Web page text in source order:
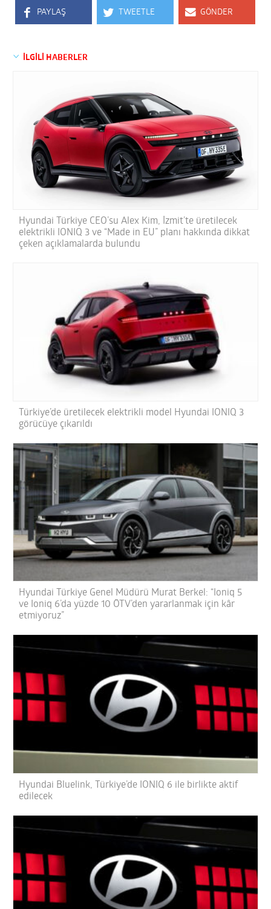
PAYLAŞ TWEETLE GÖNDER
İLGİLİ HABERLER
Hyundai Türkiye CEO’su Alex Kim, İzmit’te üretilecek
elektrikli IONIQ 3 ve “Made in EU” planı hakkında dikkat
çeken açıklamalarda bulundu
Türkiye’de üretilecek elektrikli model Hyundai IONIQ 3
görücüye çıkarıldı
Hyundai Türkiye Genel Müdürü Murat Berkel: “Ioniq 5
ve Ioniq 6’da yüzde 10 ÖTV’den yararlanmak için kâr
etmiyoruz”
Hyundai Bluelink, Türkiye’de IONIQ 6 ile birlikte aktif
edilecek